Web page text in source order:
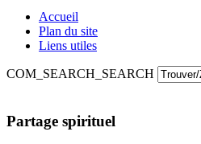
Accueil
Plan du site
Liens utiles
COM_SEARCH_SEARCH
Partage spirituel